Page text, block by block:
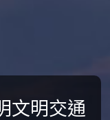
文明交通